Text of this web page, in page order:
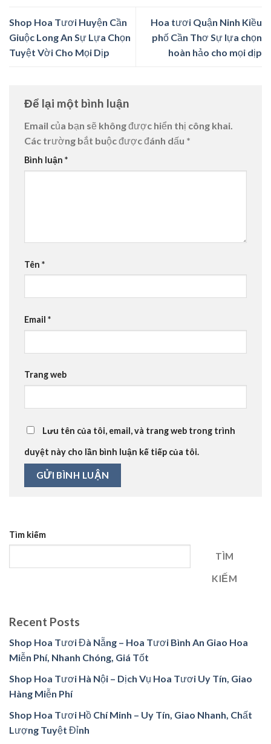
Shop Hoa Tươi Huyện Cần
Giuộc Long An Sự Lựa Chọn
Tuyệt Vời Cho Mọi Dịp
Hoa tươi Quận Ninh Kiều
phố Cần Thơ Sự lựa chọn
hoàn hảo cho mọi dịp
Để lại một bình luận
Email của bạn sẽ không được hiển thị công khai.
Các trường bắt buộc được đánh dấu *
Bình luận *
Tên *
Email *
Trang web
Lưu tên của tôi, email, và trang web trong trình
duyệt này cho lần bình luận kế tiếp của tôi.
Tìm kiếm
TÌM
KIẾM
Recent Posts
Shop Hoa Tươi Đà Nẵng – Hoa Tươi Bình An Giao Hoa
Miễn Phí, Nhanh Chóng, Giá Tốt
Shop Hoa Tươi Hà Nội – Dịch Vụ Hoa Tươi Uy Tín, Giao
Hàng Miễn Phí
Shop Hoa Tươi Hồ Chí Minh – Uy Tín, Giao Nhanh, Chất
Lượng Tuyệt Đỉnh